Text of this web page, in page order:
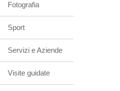
Fotografia
Sport
Servizi e Aziende
Visite guidate